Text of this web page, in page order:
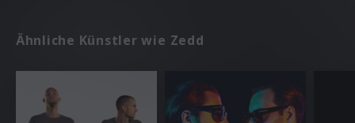
Ähnliche Künstler wie Zedd